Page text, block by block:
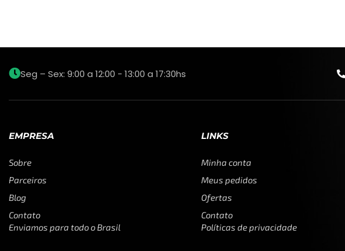
Seg – Sex: 9:00 a 12:00 - 13:00 a 17:30hs
EMPRESA
Sobre
Parceiros
Blog
Contato
Enviamos para todo o Brasil
LINKS
Minha conta
Meus pedidos
Ofertas
Contato
Políticas de privacidade